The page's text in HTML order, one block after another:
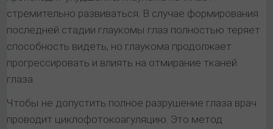
стремительно развиваться. В случае формирования
последней стадии глаукомы глаз полностью теряет
способность видеть, но глаукома продолжает
прогрессировать и влиять на отмирание тканей
глаза.
Чтобы не допустить полное разрушение глаза врач
проводит циклофотокоагуляцию. Это метод